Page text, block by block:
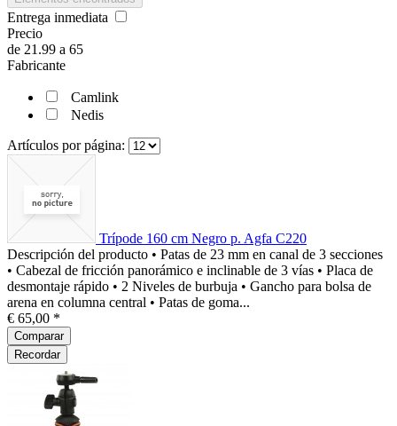
Entrega inmediata
Precio
de 21.99 a 65
Fabricante
Camlink
Nedis
Artículos por página:
Trípode 160 cm Negro p. Agfa C220
Descripción del producto • Patas de 23 mm en canal de 3 secciones
• Cabezal de fricción panorámico e inclinable de 3 vías • Placa de
desmontaje rápido • 2 Niveles de burbuja • Gancho para bolsa de
arena en columna central • Patas de goma...
€ 65,00 *
Comparar
Recordar